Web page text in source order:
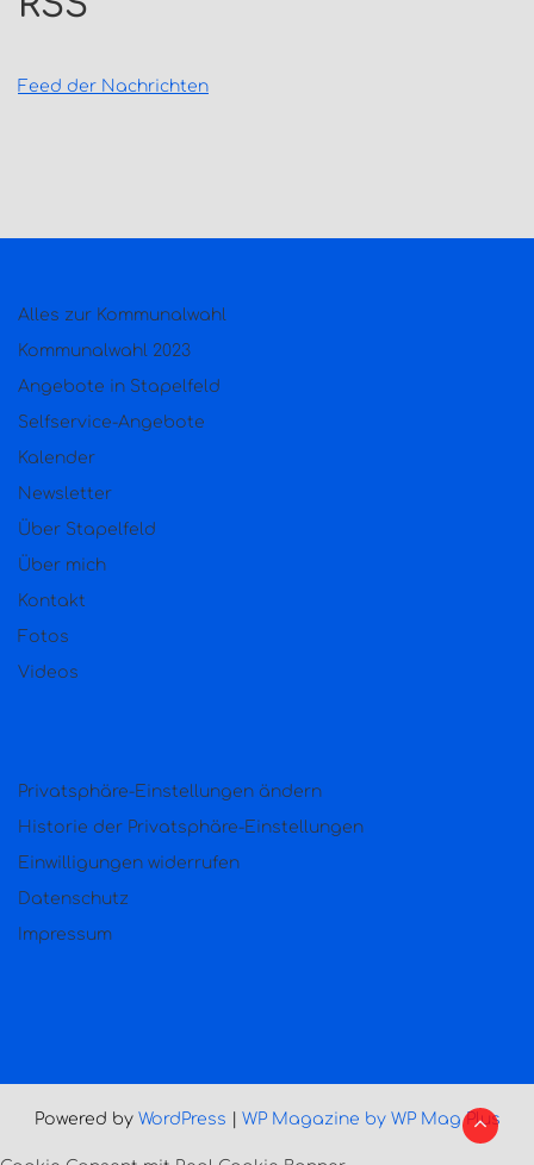
Feed der Nachrichten
Alles zur Kommunalwahl
Kommunalwahl 2023
Angebote in Stapelfeld
Selfservice-Angebote
Kalender
Newsletter
Über Stapelfeld
Über mich
Kontakt
Fotos
Videos
Privatsphäre-Einstellungen ändern
Historie der Privatsphäre-Einstellungen
Einwilligungen widerrufen
Datenschutz
Impressum
Powered by WordPress WP Magazine by WP Mag Plus